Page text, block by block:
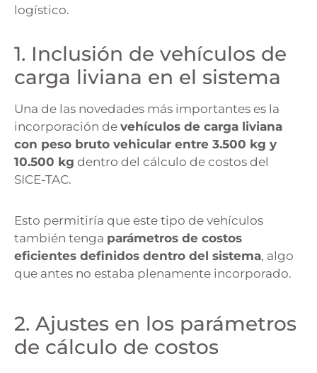
logístico.
1. Inclusión de vehículos de
carga liviana en el sistema
Una de las novedades más importantes es la
incorporación de vehículos de carga liviana
con peso bruto vehicular entre 3.500 kg y
10.500 kg dentro del cálculo de costos del
SICE-TAC.
Esto permitiría que este tipo de vehículos
también tenga parámetros de costos
eficientes definidos dentro del sistema, algo
que antes no estaba plenamente incorporado.
2. Ajustes en los parámetros
de cálculo de costos